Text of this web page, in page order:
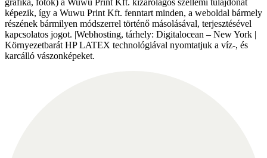
képezik, így a Wuwu Print Kft. fenntart minden, a weboldal bármely
részének bármilyen módszerrel történő másolásával, terjesztésével
kapcsolatos jogot. |Webhosting, tárhely: Digitalocean – New York |
Környezetbarát HP LATEX technológiával nyomtatjuk a víz-, és
karcálló vászonképeket.